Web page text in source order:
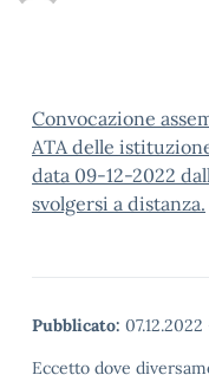
Convocazione
ATA delle
data 09-12-2022
svolgersi a distanza.
Pubblicato: 07.12.2022
Eccetto dove